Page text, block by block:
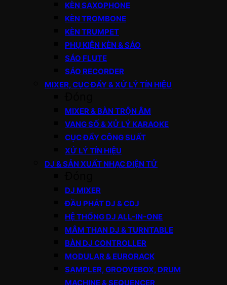
KÈN SAXOPHONE
KÈN TROMBONE
KÈN TRUMPET
PHỤ KIỆN KÈN & SÁO
SÁO FLUTE
SÁO RECORDER
MIXER, CỤC ĐẨY & XỬ LÝ TÍN HIỆU
MIXER & BÀN TRỘN ÂM
VANG SỐ & XỬ LÝ KARAOKE
CỤC ĐẨY CÔNG SUẤT
XỬ LÝ TÍN HIỆU
DJ & SẢN XUẤT NHẠC ĐIỆN TỬ
DJ MIXER
ĐẦU PHÁT DJ & CDJ
HỆ THỐNG DJ ALL-IN-ONE
MÂM THAN DJ & TURNTABLE
BÀN DJ CONTROLLER
MODULAR & EURORACK
SAMPLER, GROOVEBOX, DRUM
MACHINE & SEQUENCER